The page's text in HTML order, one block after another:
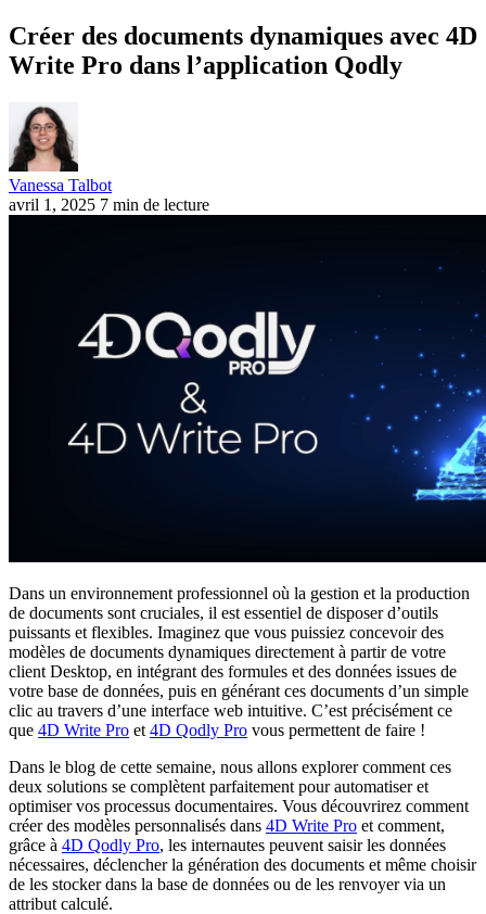
Créer des documents dynamiques avec 4D
Write Pro dans l’application Qodly
Vanessa Talbot
avril 1, 2025 7 min de lecture
Dans un environnement professionnel où la gestion et la production
de documents sont cruciales, il est essentiel de disposer d’outils
puissants et flexibles. Imaginez que vous puissiez concevoir des
modèles de documents dynamiques directement à partir de votre
client Desktop, en intégrant des formules et des données issues de
votre base de données, puis en générant ces documents d’un simple
clic au travers d’une interface web intuitive. C’est précisément ce
que 4D Write Pro et 4D Qodly Pro vous permettent de faire !
Dans le blog de cette semaine, nous allons explorer comment ces
deux solutions se complètent parfaitement pour automatiser et
optimiser vos processus documentaires. Vous découvrirez comment
créer des modèles personnalisés dans 4D Write Pro et comment,
grâce à 4D Qodly Pro, les internautes peuvent saisir les données
nécessaires, déclencher la génération des documents et même choisir
de les stocker dans la base de données ou de les renvoyer via un
attribut calculé.